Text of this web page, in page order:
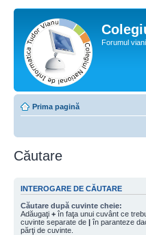
Forumul
Prima pagină
Căutare
INTEROGARE DE CĂUTARE
Căutare după cuvinte cheie:
Adăugaţi + în faţa unui cuvânt ce
cuvinte separate de | în paranteze
părţi de cuvinte.